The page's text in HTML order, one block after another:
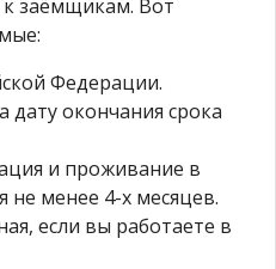
к заёмщикам. Вот
Федерации.
дату окончания срока
и проживание в
не менее 4-х месяцев.
если вы работаете в